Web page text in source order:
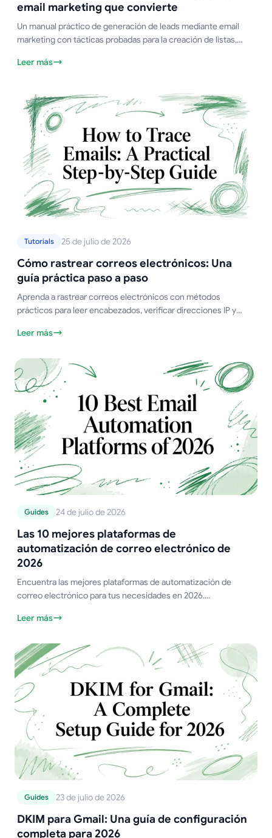
email marketing que convierte
Un manual práctico de generación de leads mediante email
marketing con tácticas probadas para la creación de listas,
conversión medibles.
Leer más
Tutorials 25 de julio de 2026
Cómo rastrear correos electrónicos: Una
guía práctica paso a paso
Aprenda a rastrear correos electrónicos con métodos
prácticos para leer encabezados, verificar direcciones IP y
Outlook.
Leer más
Guides 24 de julio de 2026
Las 10 mejores plataformas de
automatización de correo electrónico de
2026
Encuentra las mejores plataformas de automatización de
correo electrónico para tus necesidades en 2026.
electrónico según sus funciones, precio y casos de uso.
Leer más
Guides 23 de julio de 2026
DKIM para Gmail: Una guía de configuración
completa para 2026